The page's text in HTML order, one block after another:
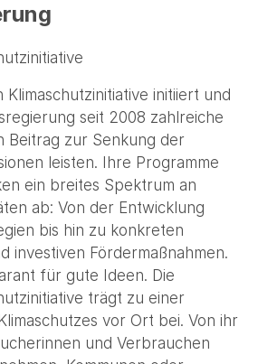
initiiert und
seit 2008 zahlreiche
Beitrag zur Senkung der
leisten. Ihre Programme
ein breites Spektrum an
ab: Von der Entwicklung
bis hin zu konkreten
investiven Fördermaßnahmen.
für gute Ideen. Die
trägt zu einer
vor Ort bei. Von ihr
und Verbrauchen